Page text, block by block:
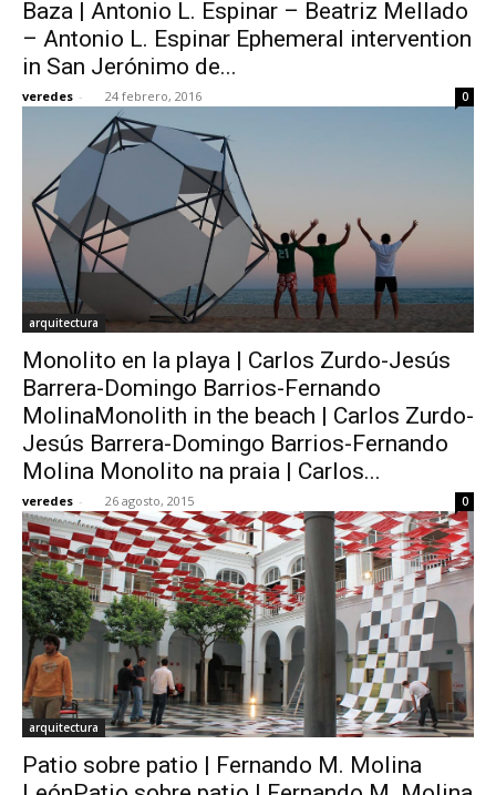
Baza | Antonio L. Espinar – Beatriz Mellado
– Antonio L. Espinar Ephemeral intervention
in San Jerónimo de...
veredes - 24 febrero, 2016 0
arquitectura
Monolito en la playa | Carlos Zurdo-Jesús
Barrera-Domingo Barrios-Fernando
MolinaMonolith in the beach | Carlos Zurdo-
Jesús Barrera-Domingo Barrios-Fernando
Molina Monolito na praia | Carlos...
veredes - 26 agosto, 2015 0
arquitectura
Patio sobre patio | Fernando M. Molina